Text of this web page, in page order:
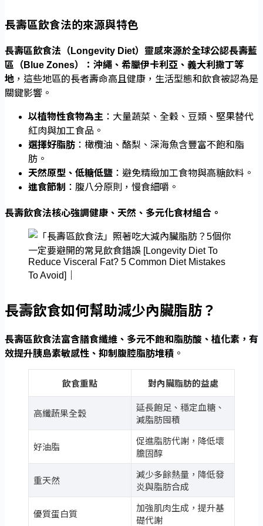
長壽區飲食法的來源與特色
長壽區飲食法（Longevity Diet）靈感來源於全球公認長壽藍
區（Blue Zones）：沖繩、希臘伊卡利亞、義大利撒丁等
地 ，這些地區的長者壽命高且健康，生活型態和飲食被認為是
關鍵影響。
以植物性食物為主 ：大量蔬菜、全穀、豆類、堅果替代
紅肉與加工食品。
選擇好脂肪 ：橄欖油、酪梨、深海魚含豐富不飽和脂
肪。
天然原型、低糖低鹽 ：避免精緻加工食物與高糖飲料。
進食節制 ：腹八分原則，慢食細嚼。
長壽飲食法核心強調健康、天然、多元化食材組合。
長壽飲食如何幫助減少內臟脂肪？
長壽區飲食法富含膳食纖維、多元不飽和脂肪酸、植化素，有
效提升胰島素敏感性、抑制腹腔脂肪堆積 。
飲食重點 對內臟脂肪的益處
高纖蔬果全穀
延長飽足、穩定血糖、
減脂肪囤積
好油脂
促進脂肪代謝，降低壞
膽固醇
重天然
減少多餘熱量，降低發
炎與脂肪合成
優質蛋白質
加強肌肉生成，提升基
礎代謝